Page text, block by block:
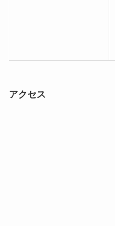
アクセス